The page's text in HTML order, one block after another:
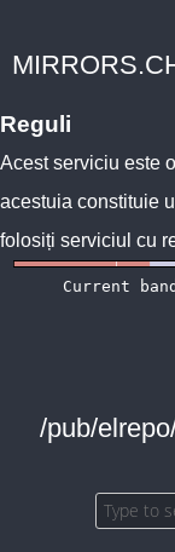
Reguli
Acest serviciu este
acestuia constituie
folosiți serviciul cu
/pub/